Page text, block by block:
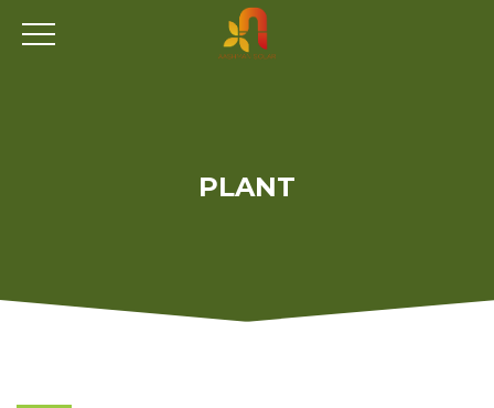
PLANT